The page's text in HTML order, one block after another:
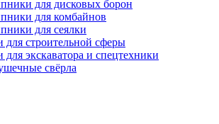
для дисковых борон
для комбайнов
для сеялки
строительной сферы
экскаватора и спецтехники
свёрла